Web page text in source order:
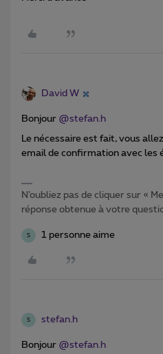
David W
Bonjour @stefan.h
Le nécessaire est fait, vous
email de confirmation avec les
N’oubliez pas de cliquer sur «
réponse obtenue à votre
S 1 personne aime
S stefan.h
Bonjour @stefan.h